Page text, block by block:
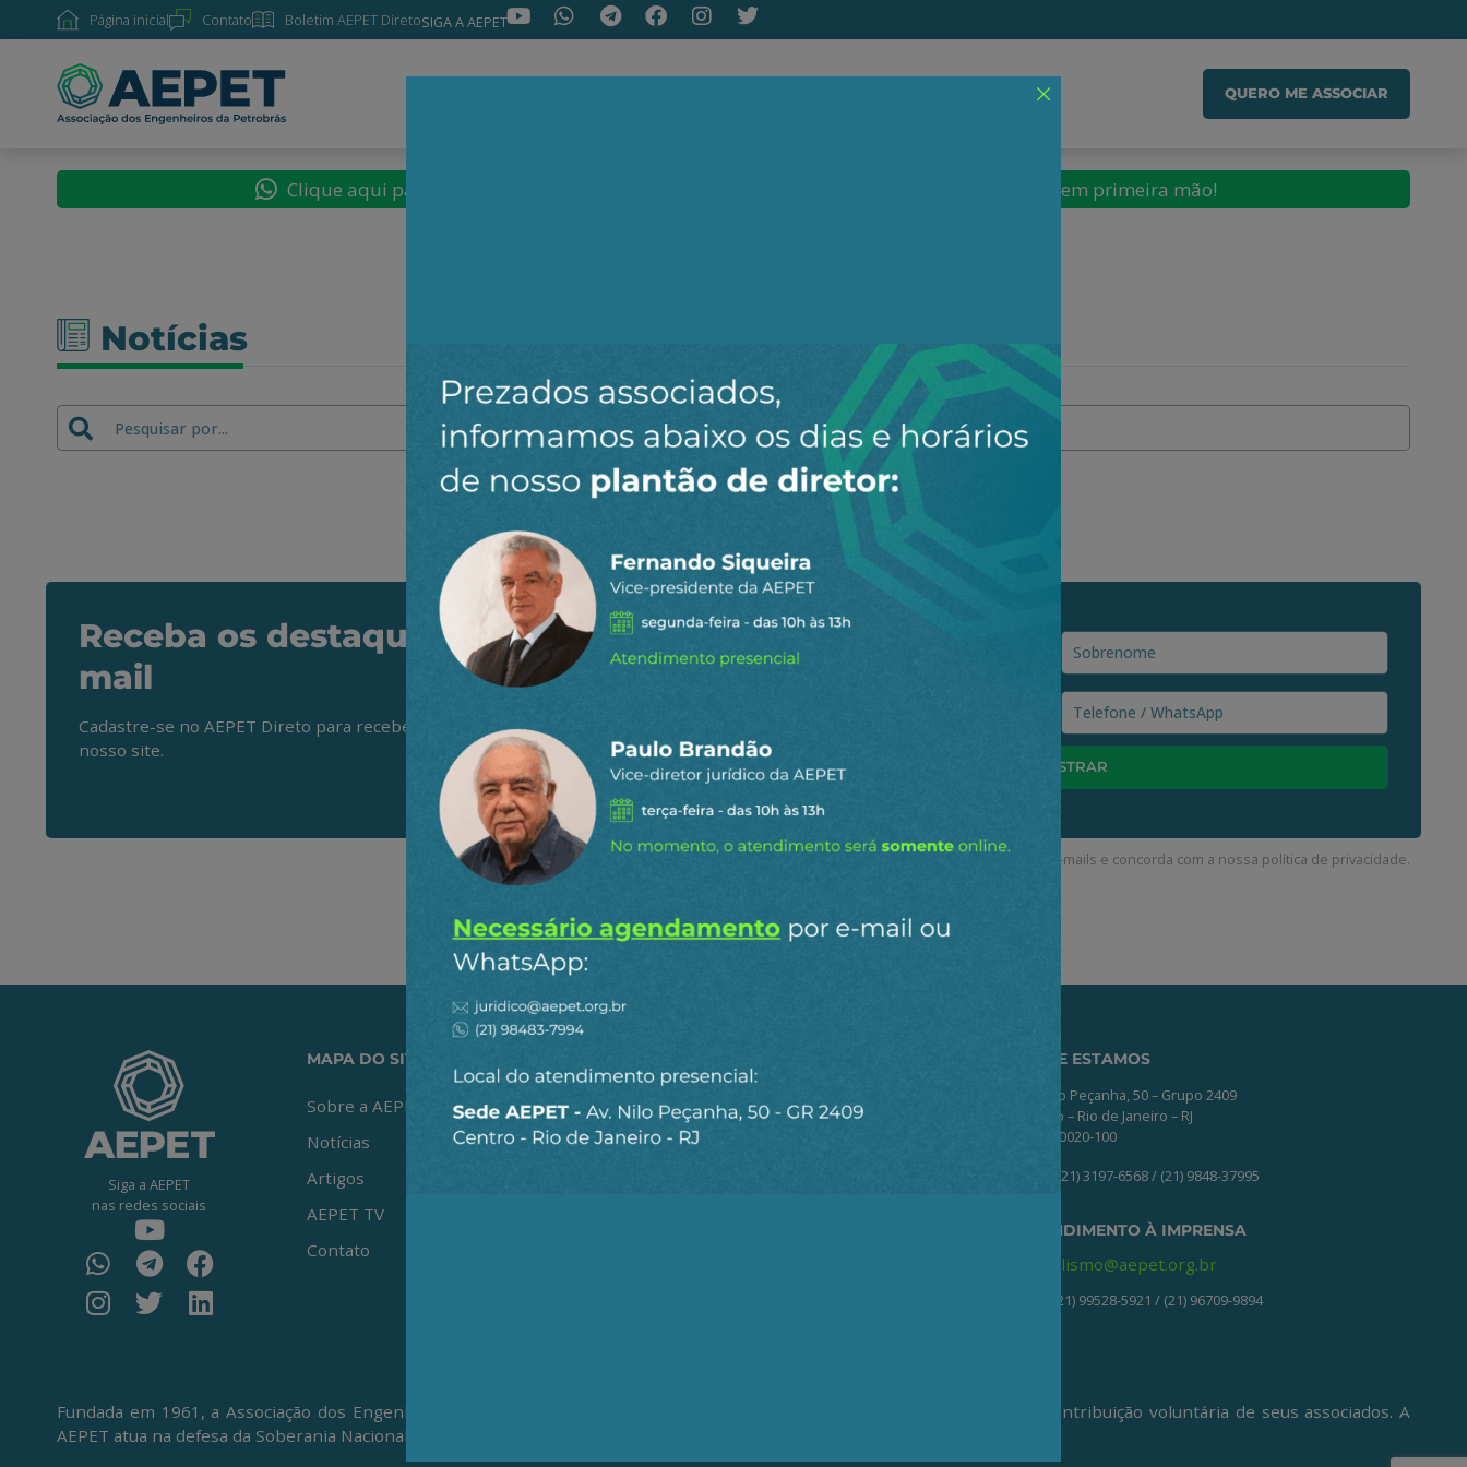
Página inicial Contato Boletim AEPET DiretoSIGA A AEPET
QUERO ME ASSOCIAR
Clique aqui para seguir o novo canal da AEPET no WhatsApp e receber nossos conteúdos em primeira mão!
Notícias
Nenhuma notícia encontrada.
Receba os destaques do dia por e-
mail
Cadastre-se no AEPET Direto para receber os principais conteúdos publicados em
nosso site.
Ao clicar em “Cadastrar” você aceita receber nossos e-mails e concorda com a nossa política de privacidade.
Siga a AEPET
nas redes sociais
MAPA DO SITE
Sobre a AEPET
Notícias
Artigos
AEPET TV
Contato
Clique no botão abaixo para enviar as
ONDE ESTAMOS
Av. Nilo Peçanha, 50 – Grupo 2409
Centro – Rio de Janeiro – RJ
CEP: 20020-100
(21) 3197-6568 / (21) 9848-37995
ATENDIMENTO À IMPRENSA
jornalismo@aepet.org.br
(21) 99528-5921 / (21) 96709-9894
Fundada em 1961, a Associação dos Engenheiros da Petrobrás (AEPET) é uma sociedade sem fins lucrativos, que vive da contribuição voluntária de seus associados. A
AEPET atua na defesa da Soberania Nacional, da Petrobrás e de seu Corpo Técnico.